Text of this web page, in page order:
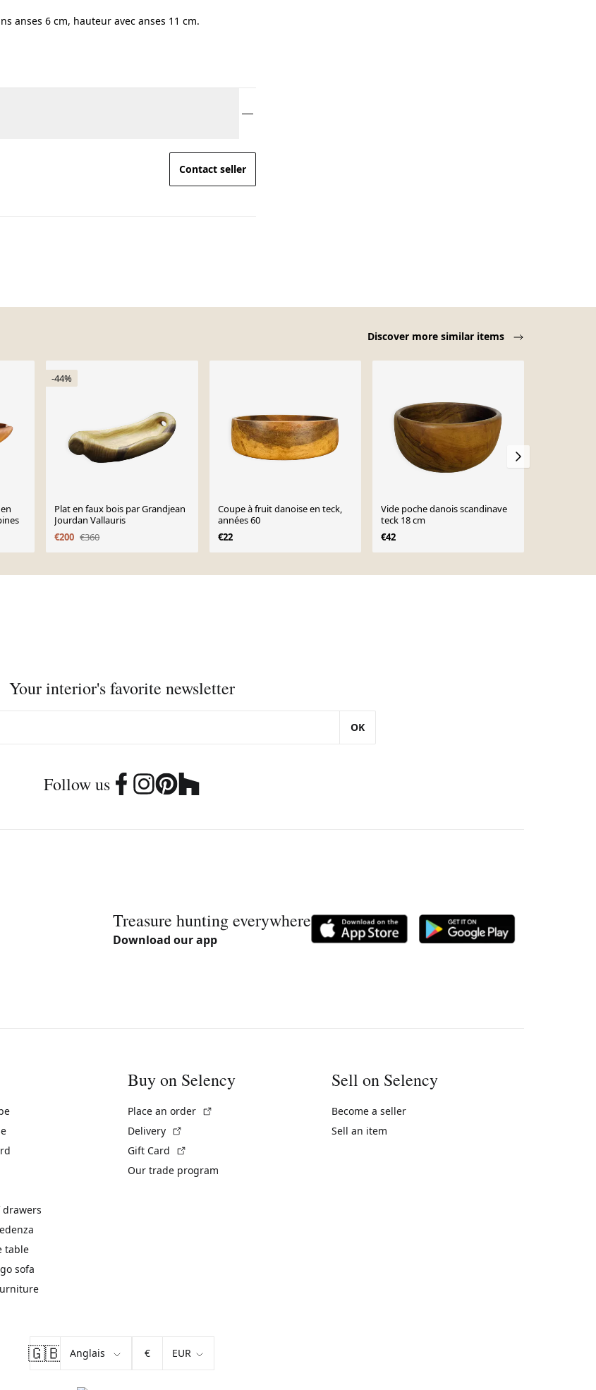
anses 6 cm, hauteur avec anses 11 cm.
Contact seller
Discover more similar items
-44%
Plat en faux bois par Grandjean
Jourdan Vallauris
€200 €360
Coupe à fruit danoise en teck,
années 60
€22
Vide poche danois scandinave
teck 18 cm
€42
Your interior's favorite newsletter
OK
Follow us
Treasure hunting everywhere
Download our app
drawers
table
sofa
Buy on Selency
Place an order
Delivery
Gift Card
Our trade program
Sell on Selency
Become a seller
Sell an item
🇬🇧 €